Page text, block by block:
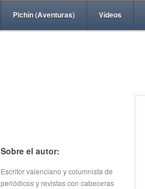
Pichín (Aventuras) Vídeos
Sobre el autor:
Escritor valenciano y columnista de
periódicos y revistas con cabeceras